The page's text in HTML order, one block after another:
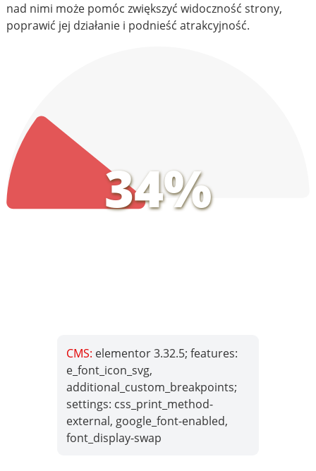
nad nimi może pomóc zwiększyć widoczność strony,
poprawić jej działanie i podnieść atrakcyjność.
34%
CMS: elementor 3.32.5; features:
e_font_icon_svg,
additional_custom_breakpoints;
settings: css_print_method-
external, google_font-enabled,
font_display-swap